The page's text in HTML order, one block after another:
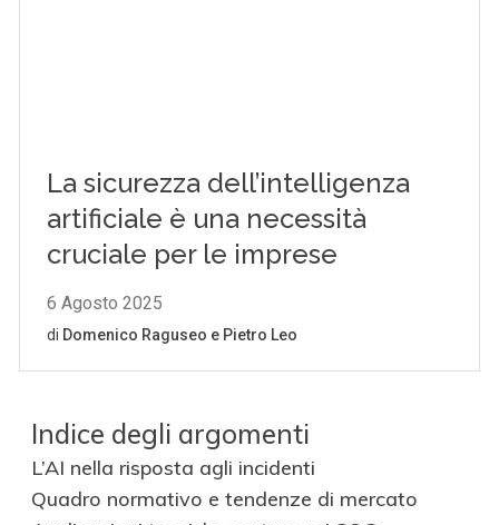
Indice degli argomenti
L’AI nella risposta agli incidenti
Quadro normativo e tendenze di mercato